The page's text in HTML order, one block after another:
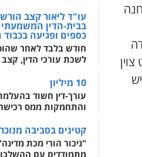
0509636895
עו"ד איהאב
פלילי פשיעה
פשע עבירות
0509930581
עו"ד יפעת
פלילי תעבורה
0523379525
אסירים עבירות
שירותים
דין
0544500346
עו"ד ליאור קצב
בבית-הדין המשמעתי
כספים ופגיעה
חודש בלבד לאחר
לשכת עורכי הדין,
10 מיליון
עורך-דין חשוד
והתחמקות ממס
קטינים בסביבה
"ניכור הורי מכת
מתמודדים עם